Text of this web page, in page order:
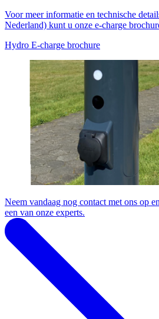
Voor meer informatie en technische
Nederland) kunt u onze e-charge
Hydro E-charge brochure
Neem vandaag nog contact met ons op
een van onze experts.